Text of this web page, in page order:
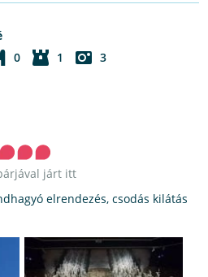
0 1 3
járt itt
elrendezés, csodás kilátás